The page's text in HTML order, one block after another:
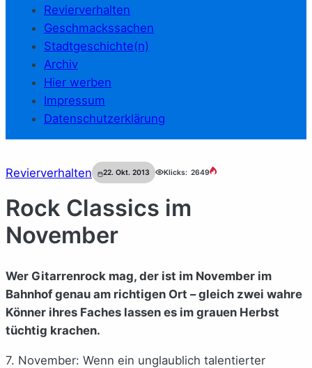
Revierverhalten
Geschmackssachen
Stadtgeschichte(n)
Archiv
Hier werben
Impressum
Datenschutzerklärung
Revierverhalten 22. Okt. 2013 Klicks: 2649
Rock Classics im
November
Wer Gitarrenrock mag, der ist im November im
Bahnhof genau am richtigen Ort – gleich zwei wahre
Könner ihres Faches lassen es im grauen Herbst
tüchtig krachen.
7. November: Wenn ein unglaublich talentierter